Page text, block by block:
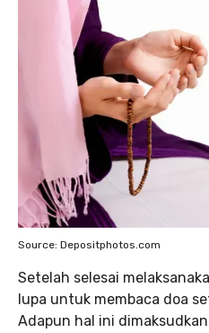
Source: Depositphotos.com
Setelah selesai
lupa untuk membaca doa
Adapun hal ini